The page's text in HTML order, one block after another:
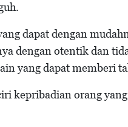
dapat dengan
dengan otentik dan
yang dapat memberi
kepribadian orang